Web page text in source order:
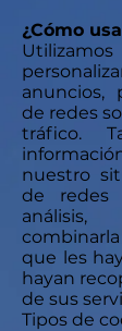
¿Cómo
anuncios,
de redes
tráfico.
nuestro
de redes
que les
hayan
de sus
Tipos de